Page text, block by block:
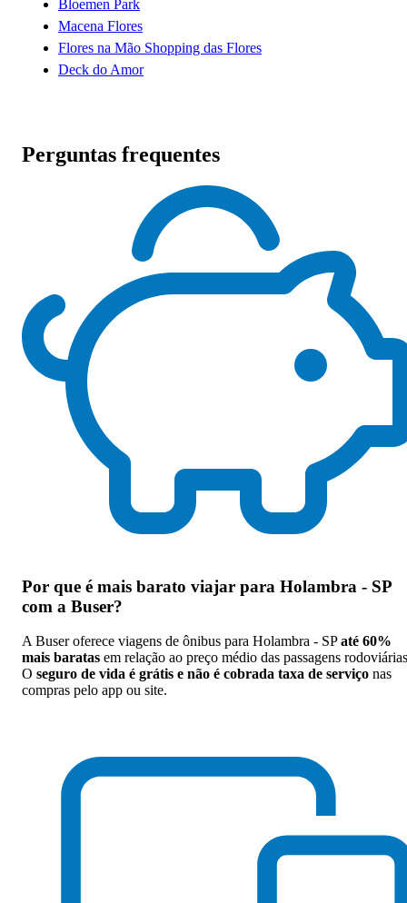
Bloemen Park
Macena Flores
Flores na Mão Shopping das Flores
Deck do Amor
Perguntas frequentes
Por que é mais barato viajar para Holambra - SP
com a Buser?
A Buser oferece viagens de ônibus para Holambra - SPaté 60%
mais baratas em relação ao preço médio das passagens
O seguro de vida é grátis e não é cobrada taxa de serviço nas
compras pelo app ou site.